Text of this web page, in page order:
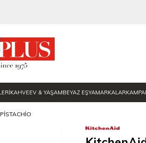
KAHVEEV & YAŞAMBEYAZ EŞYAMARKALAR